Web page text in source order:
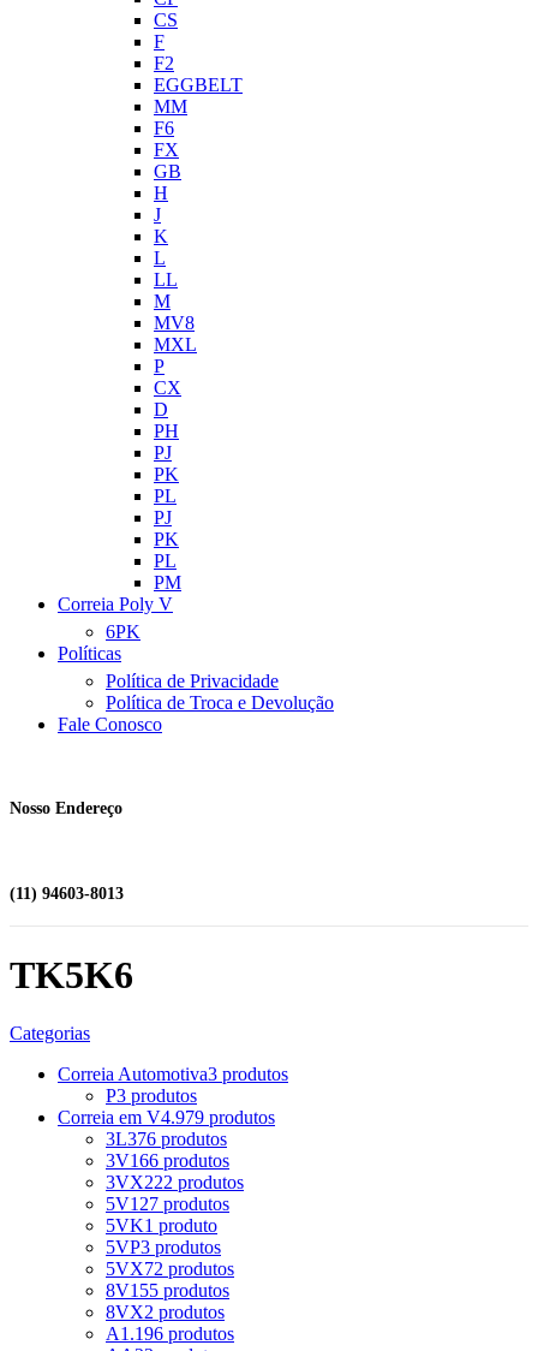
CS
F
F2
EGGBELT
MM
F6
FX
GB
H
J
K
L
LL
M
MV8
MXL
P
CX
D
PH
PJ
PK
PL
PJ
PK
PL
PM
Correia Poly V
6PK
Políticas
Política de Privacidade
Política de Troca e Devolução
Fale Conosco
Nosso Endereço
(11) 94603-8013
TK5K6
Categorias
Correia Automotiva3 produtos
P3 produtos
Correia em V4.979 produtos
3L376 produtos
3V166 produtos
3VX222 produtos
5V127 produtos
5VK1 produto
5VP3 produtos
5VX72 produtos
8V155 produtos
8VX2 produtos
A1.196 produtos